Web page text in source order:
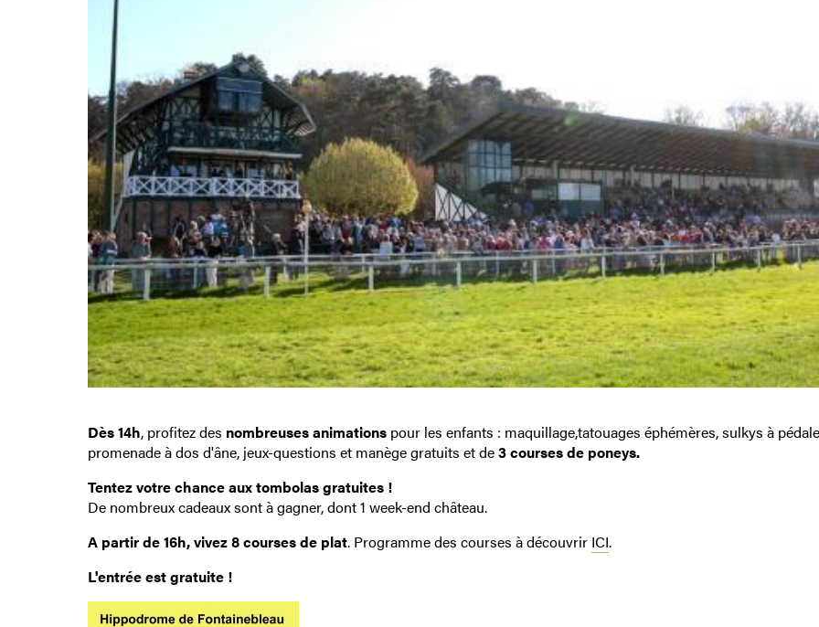
Dès 14h, profitez des nombreuses animationspour les enfants : maquillage,tatouages éphémères, sulkys à
promenade à dos d'âne, jeux-questions et manège gratuits et de3 courses de poneys.
Tentez votre chance aux tombolas gratuites !
De nombreux cadeaux sont à gagner, dont 1 week-end château.
A partir de 16h, vivez 8 courses de plat. Programme des courses à découvrir ICI.
L'entrée est gratuite !